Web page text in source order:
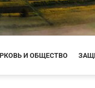
И ОБЩЕСТВО